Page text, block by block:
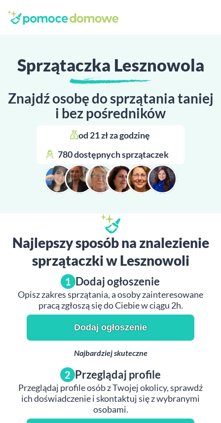
Sprzątaczka Lesznowola
Znajdź osobę do sprzątania taniej
i bez pośredników
od 21 zł za godzinę
780 dostępnych sprzątaczek
Najlepszy sposób na znalezienie
sprzątaczki w Lesznowoli
1 Dodaj ogłoszenie
Opisz zakres sprzątania, a osoby zainteresowane
pracą zgłoszą się do Ciebie w ciągu 2h.
Dodaj ogłoszenie
Najbardziej skuteczne
2 Przeglądaj profile
Przeglądaj profile osób z Twojej okolicy, sprawdź
ich doświadczenie i skontaktuj się z wybranymi
osobami.